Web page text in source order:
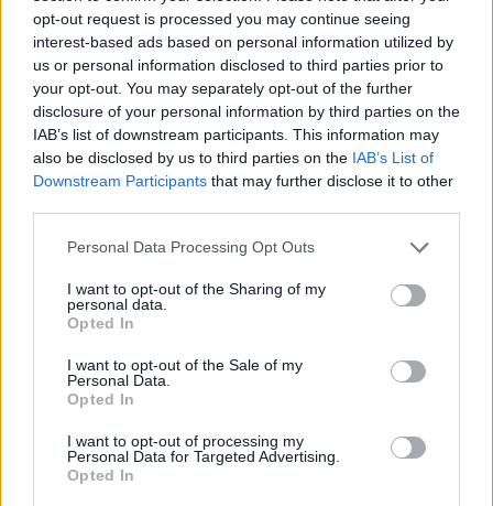
opt-out request is processed you may continue seeing
interest-based ads based on personal information utilized by
us or personal information disclosed to third parties prior to
your opt-out. You may separately opt-out of the further
disclosure of your personal information by third parties on the
IAB’s list of downstream participants. This information may
also be disclosed by us to third parties on the IAB’s List of
Downstream Participants that may further disclose it to other
Personal Data Processing Opt Outs
I want to opt-out of the Sharing of my
personal data.
Opted In
I want to opt-out of the Sale of my
Personal Data.
Opted In
I want to opt-out of processing my
Personal Data for Targeted Advertising.
Opted In
31 de juliol de 2026
Blaumut lidera el cartell musical de les
Festes
31 de juliol de 2026
Carrega més